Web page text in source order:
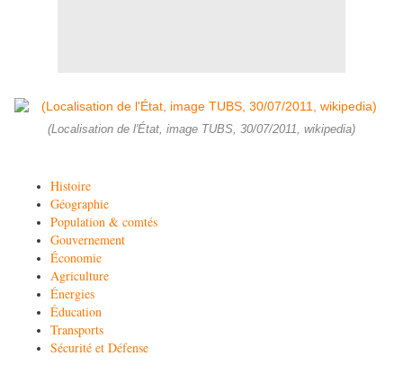
(Localisation de l'État, image TUBS, 30/07/2011, wikipedia)
Histoire
Géographie
Population & comtés
Gouvernement
Économie
Agriculture
Énergies
Éducation
Transports
Sécurité et Défense